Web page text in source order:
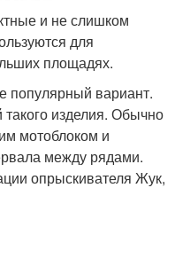
и не слишком
для
площадях.
вариант.
изделия. Обычно
мотоблоком и
между рядами.
опрыскивателя Жук,